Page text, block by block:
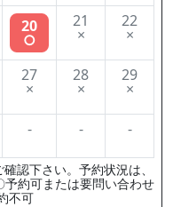
20
○
21
×
22
×
27
×
28
×
29
×
- - -
認下さい。予約状況は、
約可または要問い合わせ
不可